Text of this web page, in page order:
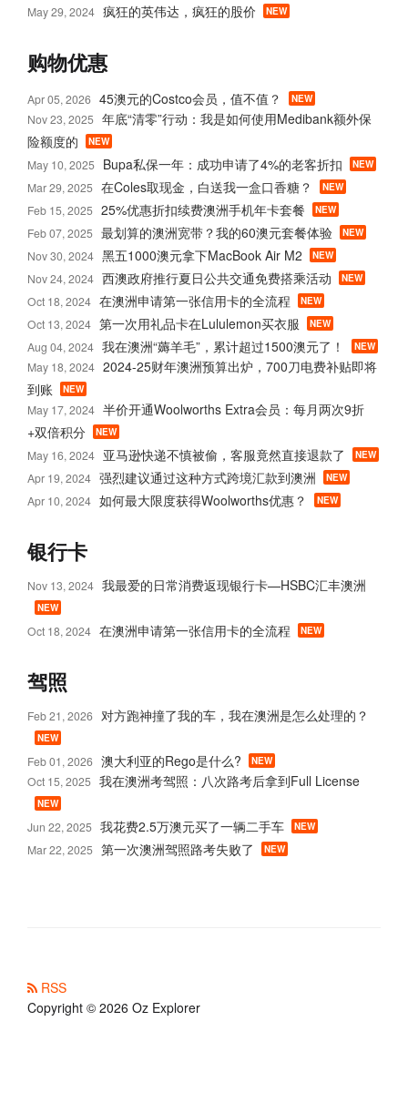
May 29, 2024 疯狂的英伟达，疯狂的股价 NEW
购物优惠
Apr 05, 2026 45澳元的Costco会员，值不值？ NEW
Nov 23, 2025 年底“清零”行动：我是如何使用Medibank额外保
险额度的
NEW
May 10, 2025 Bupa私保一年：成功申请了4%的老客折扣 NEW
Mar 29, 2025 在Coles取现金，白送我一盒口香糖？ NEW
Feb 15, 2025 25%优惠折扣续费澳洲手机年卡套餐 NEW
Feb 07, 2025 最划算的澳洲宽带？我的60澳元套餐体验 NEW
Nov 30, 2024 黑五1000澳元拿下MacBook Air M2 NEW
Nov 24, 2024 西澳政府推行夏日公共交通免费搭乘活动 NEW
Oct 18, 2024 在澳洲申请第一张信用卡的全流程 NEW
Oct 13, 2024 第一次用礼品卡在Lululemon买衣服 NEW
Aug 04, 2024 我在澳洲“薅羊毛”，累计超过1500澳元了！ NEW
May 18, 2024 2024-25财年澳洲预算出炉，700刀电费补贴即将
到账
NEW
May 17, 2024 半价开通Woolworths Extra会员：每月两次9折
+双倍积分
NEW
May 16, 2024 亚马逊快递不慎被偷，客服竟然直接退款了 NEW
Apr 19, 2024 强烈建议通过这种方式跨境汇款到澳洲 NEW
Apr 10, 2024 如何最大限度获得Woolworths优惠？ NEW
银行卡
Nov 13, 2024 我最爱的日常消费返现银行卡—HSBC汇丰澳洲
NEW
Oct 18, 2024 在澳洲申请第一张信用卡的全流程 NEW
驾照
Feb 21, 2026 对方跑神撞了我的车，我在澳洲是怎么处理的？
NEW
Feb 01, 2026 澳大利亚的Rego是什么? NEW
Oct 15, 2025 我在澳洲考驾照：八次路考后拿到Full License
NEW
Jun 22, 2025 我花费2.5万澳元买了一辆二手车 NEW
Mar 22, 2025 第一次澳洲驾照路考失败了 NEW
RSS
Copyright © 2026 Oz Explorer